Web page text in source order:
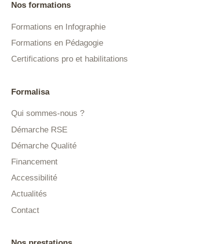
Nos formations
Formations en Infographie
Formations en Pédagogie
Certifications pro et habilitations
Formalisa
Qui sommes-nous ?
Démarche RSE
Démarche Qualité
Financement
Accessibilité
Actualités
Contact